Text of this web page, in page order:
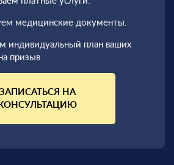
медицинские документы.
индивидуальный план ваших
призыв
ЗАПИСАТЬСЯ НА
КОНСУЛЬТАЦИЮ